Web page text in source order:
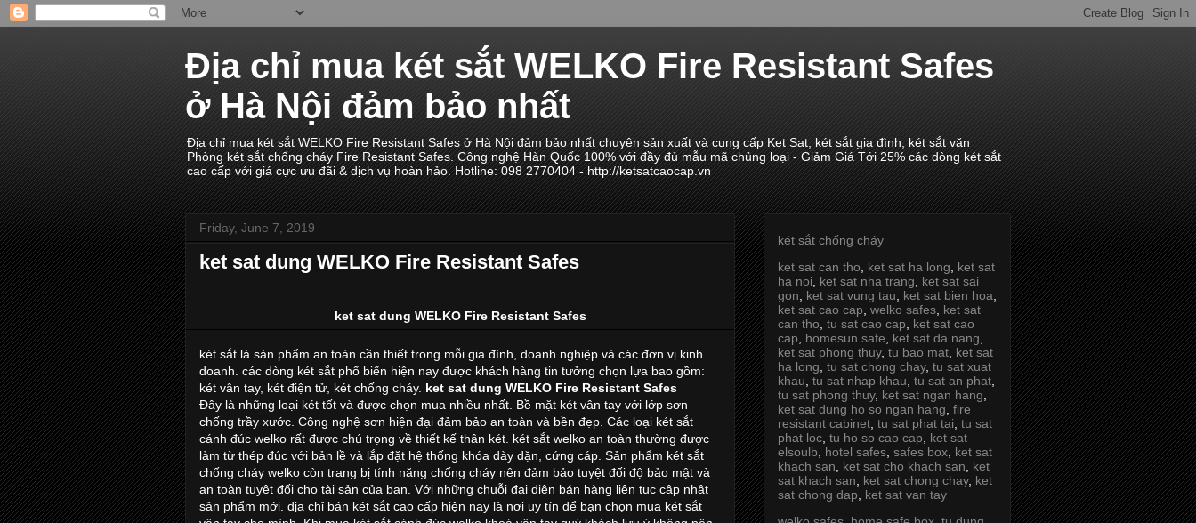
Địa chỉ mua két sắt WELKO Fire Resistant Safes
ở Hà Nội đảm bảo nhất
Địa chỉ mua két sắt WELKO Fire Resistant Safes ở Hà Nội đảm bảo nhất chuyên sản xuất và cung cấp Ket Sat, két sắt gia đình, két sắt văn
Phòng két sắt chống cháy Fire Resistant Safes. Công nghệ Hàn Quốc 100% với đầy đủ mẫu mã chủng loại - Giảm Giá Tới 25% các dòng két sắt
cao cấp với giá cực ưu đãi & dịch vụ hoàn hảo. Hotline: 098 2770404 - http://ketsatcaocap.vn
Friday, June 7, 2019
ket sat dung WELKO Fire Resistant Safes
ket sat dung WELKO Fire Resistant Safes
két sắt là sản phẩm an toàn cần thiết trong mỗi gia đình, doanh nghiệp và các đơn vị kinh
doanh. các dòng két sắt phổ biến hiện nay được khách hàng tin tưởng chọn lựa bao gồm:
két vân tay, két điện tử, két chống cháy. ket sat dung WELKO Fire Resistant Safes
Đây là những loại két tốt và được chọn mua nhiều nhất. Bề mặt két vân tay với lớp sơn
chống trầy xước. Công nghệ sơn hiện đại đảm bảo an toàn và bền đẹp. Các loại két sắt
cánh đúc welko rất được chú trọng về thiết kế thân két. két sắt welko an toàn thường được
làm từ thép đúc với bản lề và lắp đặt hệ thống khóa dày dặn, cứng cáp. Sản phẩm két sắt
chống cháy welko còn trang bị tính năng chống cháy nên đảm bảo tuyệt đối độ bảo mật và
an toàn tuyệt đối cho tài sản của bạn. Với những chuỗi đại diện bán hàng liên tục cập nhật
sản phẩm mới. địa chỉ bán két sắt cao cấp hiện nay là nơi uy tín để bạn chọn mua két sắt
két sắt chống cháy
ket sat can tho
ket sat ha long
ket sat
ha noi
ket sat nha trang
ket sat sai
gon
ket sat vung tau ket sat bien hoa
ket sat cao cap welko safes ket sat
can tho tu sat cao cap
ket sat cao
cap
homesun safe ket sat da nang
ket sat phong thuy, tu bao mat ket sat
ha long tu sat chong chay, tu sat xuat
khau tu sat nhap khau tu sat an phat
tu sat phong thuy, ket sat ngan hang
ket sat dung ho so ngan hang fire
resistant cabinet tu sat phat tai tu sat
phat loc tu ho so cao cap
ket sat
elsoulb
hotel safes safes box ket sat
khach san
ket sat cho khach san
ket
sat khach san
ket sat chong chay, ket
sat chong dap
ket sat van tay